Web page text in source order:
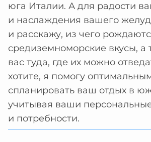
юга Италии. А для радости
и наслаждения вашего
и расскажу, из чего
средиземноморские вкусы, а
вас туда, где их можно
хотите, я помогу
спланировать ваш отдых в
учитывая ваши
и потребности.